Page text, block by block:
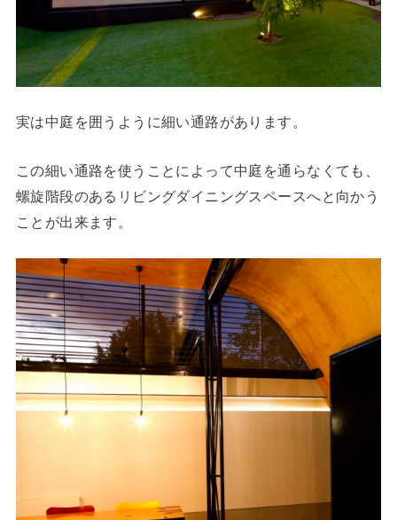
実は中庭を囲うように細い通路があります。
この細い通路を使うことによって中庭を通らなくても、
螺旋階段のあるリビングダイニングスペースへと向かう
ことが出来ます。